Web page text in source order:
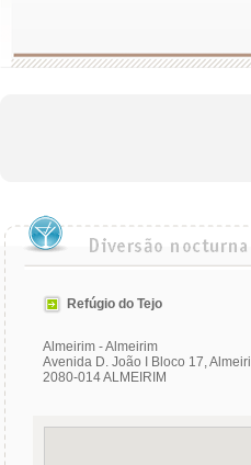
Refúgio do Tejo
Almeirim - Almeirim
Avenida D. João I Bloco 17,
2080-014 ALMEIRIM